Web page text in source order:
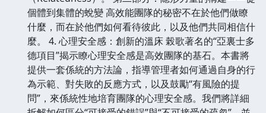
個體到集體的蛻變 高效能團隊的秘密不在於他們做瞭
什麼，而在於他們如何看待彼此，以及他們共同相信什
麼。 4. 心理安全感：創新的溫床 榖歌著名的“亞裏士多
德項目”揭示瞭心理安全感是高效團隊的基石。本書將
提供一套係統的方法論，指導管理者如何通過自身的行
為示範、對失敗的反應方式，以及鼓勵“有風險的提
問”，來係統性地培育團隊的心理安全感。我們將詳細